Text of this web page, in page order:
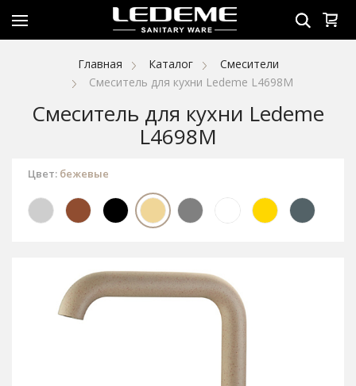
Главная Каталог
Смесители
Смеситель для кухни Ledeme L4698M
Смеситель для кухни Ledeme
L4698M
Цвет: бежевые